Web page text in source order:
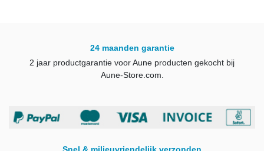
24 maanden garantie
2 jaar productgarantie voor Aune producten gekocht bij
Aune-Store.com.